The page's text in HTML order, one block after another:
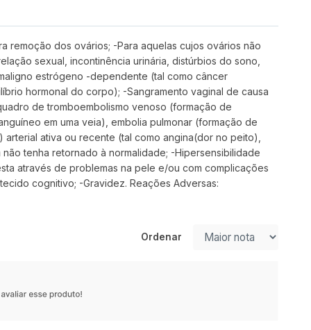
remoção dos ovários; -Para aquelas cujos ovários não
sexual, incontinência urinária, distúrbios do sono,
estrógeno -dependente (tal como câncer
hormonal do corpo); -Sangramento vaginal de causa
de tromboembolismo venoso (formação de
em uma veia), embolia pulmonar (formação de
ativa ou recente (tal como angina(dor no peito),
tenha retornado à normalidade; -Hipersensibilidade
através de problemas na pele e/ou com complicações
cognitivo; -Gravidez. Reações Adversas:
Ordenar